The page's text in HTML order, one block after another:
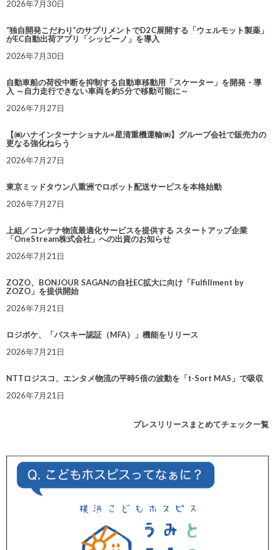
2026年7月30日
“独自開発こだわり”のサプリメントでD2C展開する「ウェルモット製薬」
がEC自動出荷アプリ「シッピーノ」を導入
2026年7月30日
自動車船の荷役中断を抑制する自動車移動用「スケーター」を開発・導
入 ～自力走行できない車両を約5分で移動可能に～
2026年7月27日
【㈱ハナインターナショナル×星清重機運輸㈱】グループ会社で販売力の
更なる強化ねらう
2026年7月27日
東京ミッドタウン八重洲でロボット配送サービスを本格始動
2026年7月27日
上組／コンテナ物流最適化サービスを提供する スタートアップ企業
「OneStream株式会社」への出資のお知らせ
2026年7月21日
ZOZO、BONJOUR SAGANの自社EC拡大に向け「Fulfillment by
ZOZO」を提供開始
2026年7月21日
ロジポケ、「パスキー認証（MFA）」機能をリリース
2026年7月21日
NTTロジスコ、エンタメ物流の平時5倍の波動を「t-Sort MAS」で吸収
2026年7月21日
プレスリリースまとめてチェック一覧